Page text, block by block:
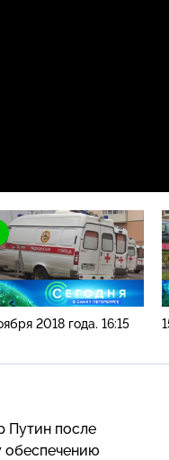
2018 года. 16:15
Путин после
обеспечению